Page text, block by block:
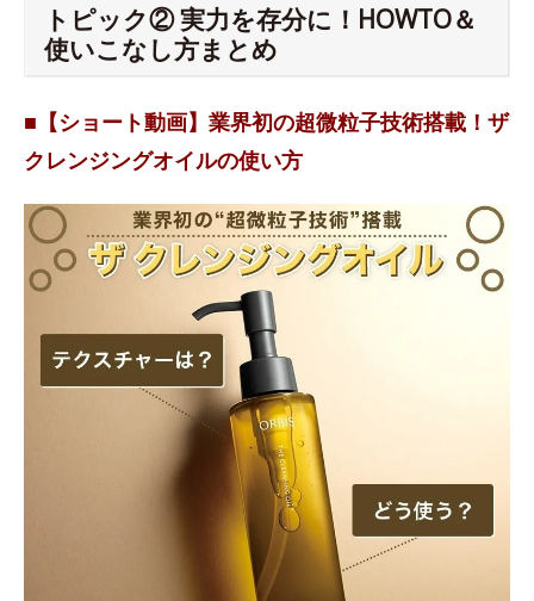
トピック② 実力を存分に！HOWTO＆
使いこなし方まとめ
■【ショート動画】業界初の超微粒子技術搭載！ザ
クレンジングオイルの使い方